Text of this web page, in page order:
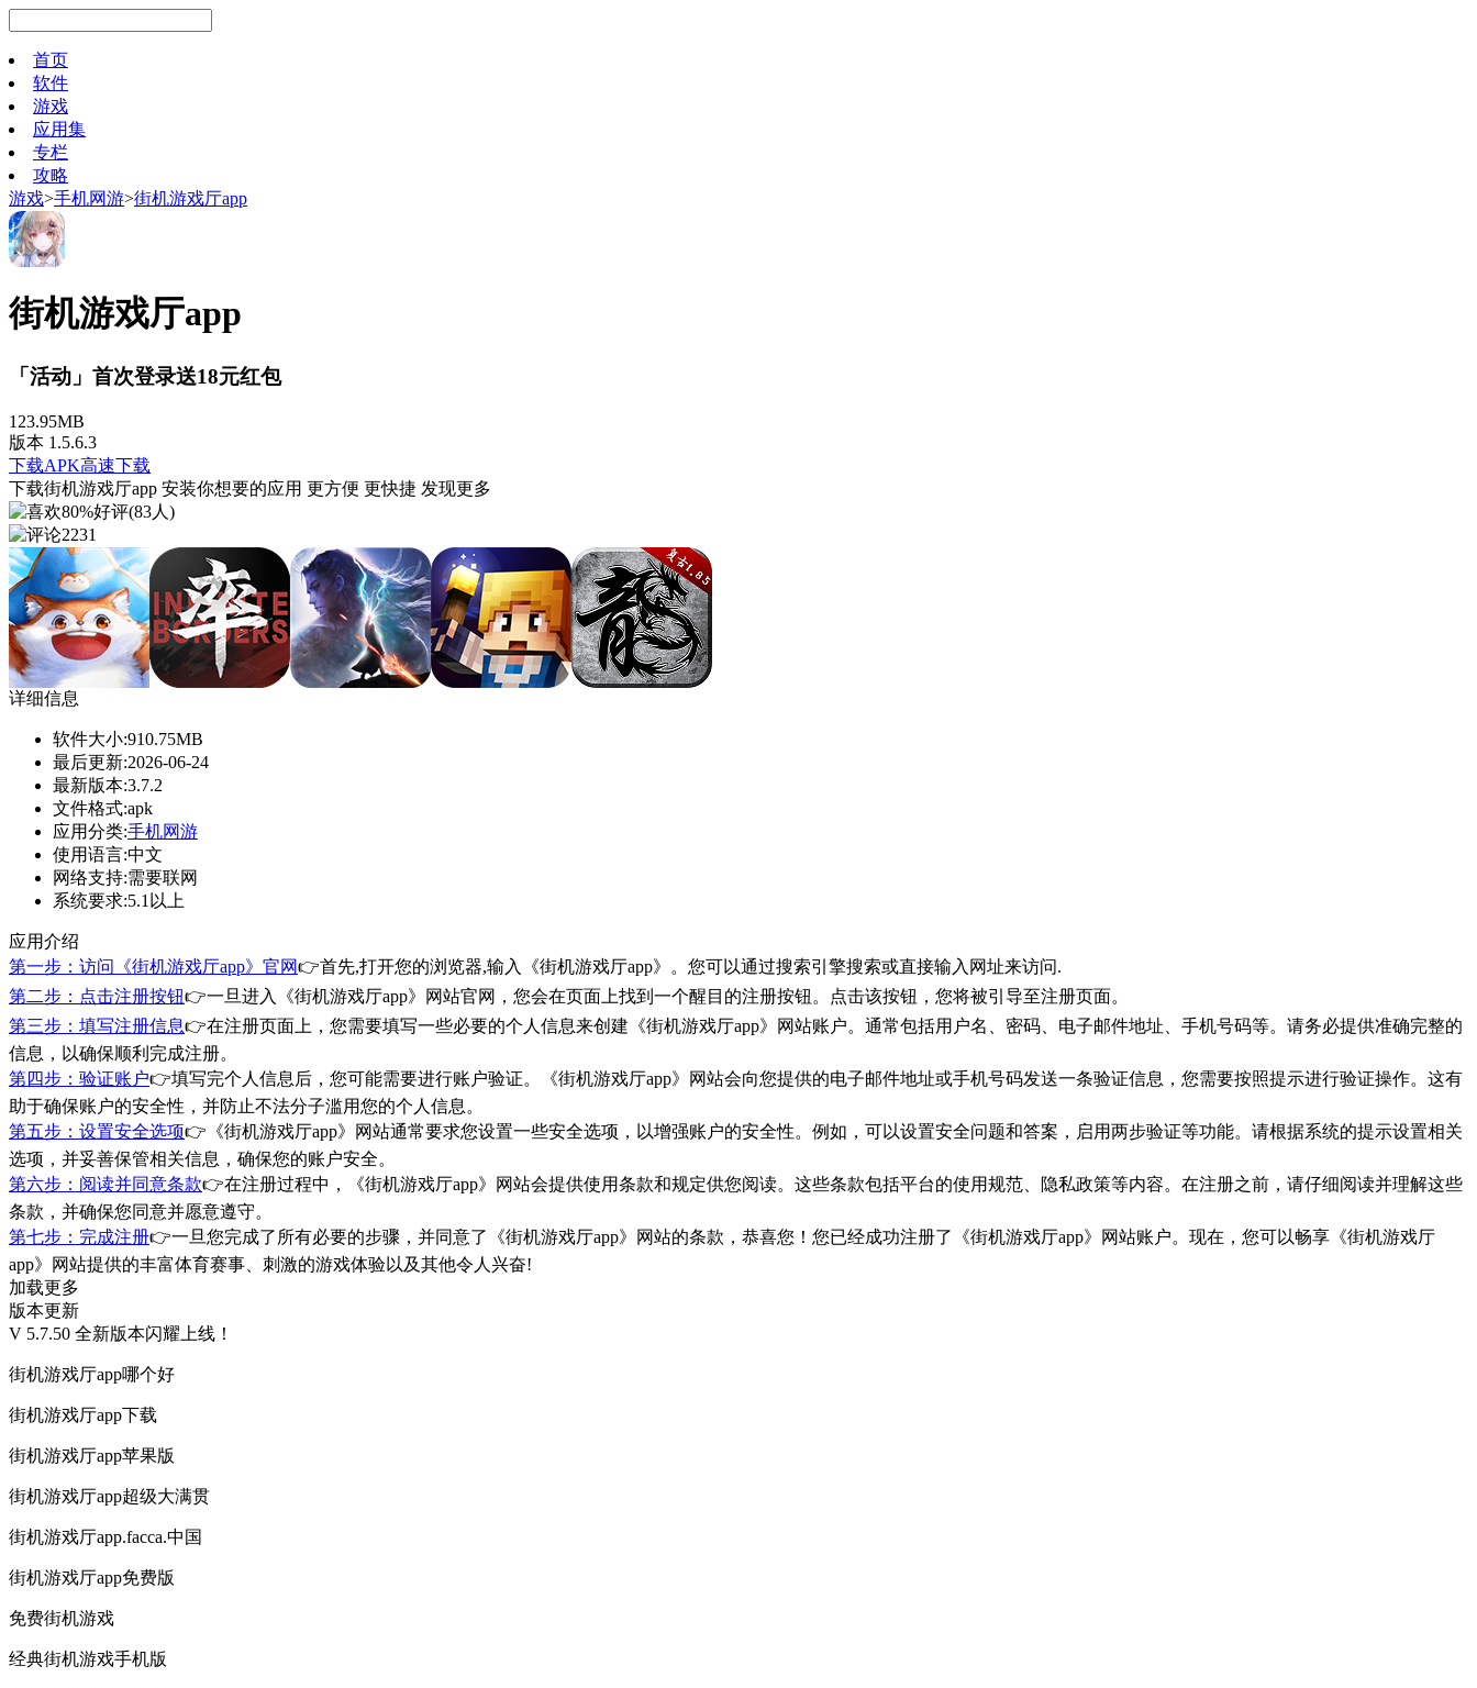
首页
软件
游戏
应用集
专栏
攻略
游戏>手机网游>街机游戏厅app
街机游戏厅app
「活动」首次登录送18元红包
123.95MB
版本 1.5.6.3
下载APK高速下载
下载街机游戏厅app 安装你想要的应用 更方便 更快捷 发现更多
80%好评(83人)
2231
详细信息
软件大小:910.75MB
最后更新:2026-06-24
最新版本:3.7.2
文件格式:apk
应用分类:手机网游
使用语言:中文
网络支持:需要联网
系统要求:5.1以上
应用介绍
第一步：访问《街机游戏厅app》官网👉首先,打开您的浏览器,输入《街机游戏厅app》。您可以通过搜索引擎搜索或直接输入网址来访问.
第二步：点击注册按钮👉一旦进入《街机游戏厅app》网站官网，您会在页面上找到一个醒目的注册按钮。点击该按钮，您将被引导至注册页面。
第三步：填写注册信息👉在注册页面上，您需要填写一些必要的个人信息来创建《街机游戏厅app》网站账户。通常包括用户名、密码、电子邮件地址、手机号码等。请务必提供准确完整的
信息，以确保顺利完成注册。
第四步：验证账户👉填写完个人信息后，您可能需要进行账户验证。《街机游戏厅app》网站会向您提供的电子邮件地址或手机号码发送一条验证信息，您需要按照提示进行验证操作。这有
助于确保账户的安全性，并防止不法分子滥用您的个人信息。
第五步：设置安全选项👉《街机游戏厅app》网站通常要求您设置一些安全选项，以增强账户的安全性。例如，可以设置安全问题和答案，启用两步验证等功能。请根据系统的提示设置相关
选项，并妥善保管相关信息，确保您的账户安全。
第六步：阅读并同意条款👉在注册过程中，《街机游戏厅app》网站会提供使用条款和规定供您阅读。这些条款包括平台的使用规范、隐私政策等内容。在注册之前，请仔细阅读并理解这些
条款，并确保您同意并愿意遵守。
第七步：完成注册👉一旦您完成了所有必要的步骤，并同意了《街机游戏厅app》网站的条款，恭喜您！您已经成功注册了《街机游戏厅app》网站账户。现在，您可以畅享《街机游戏厅
app》网站提供的丰富体育赛事、刺激的游戏体验以及其他令人兴奋!
加载更多
版本更新
V 5.7.50 全新版本闪耀上线！
街机游戏厅app哪个好
街机游戏厅app下载
街机游戏厅app苹果版
街机游戏厅app超级大满贯
街机游戏厅app.facca.中国
街机游戏厅app免费版
免费街机游戏
经典街机游戏手机版